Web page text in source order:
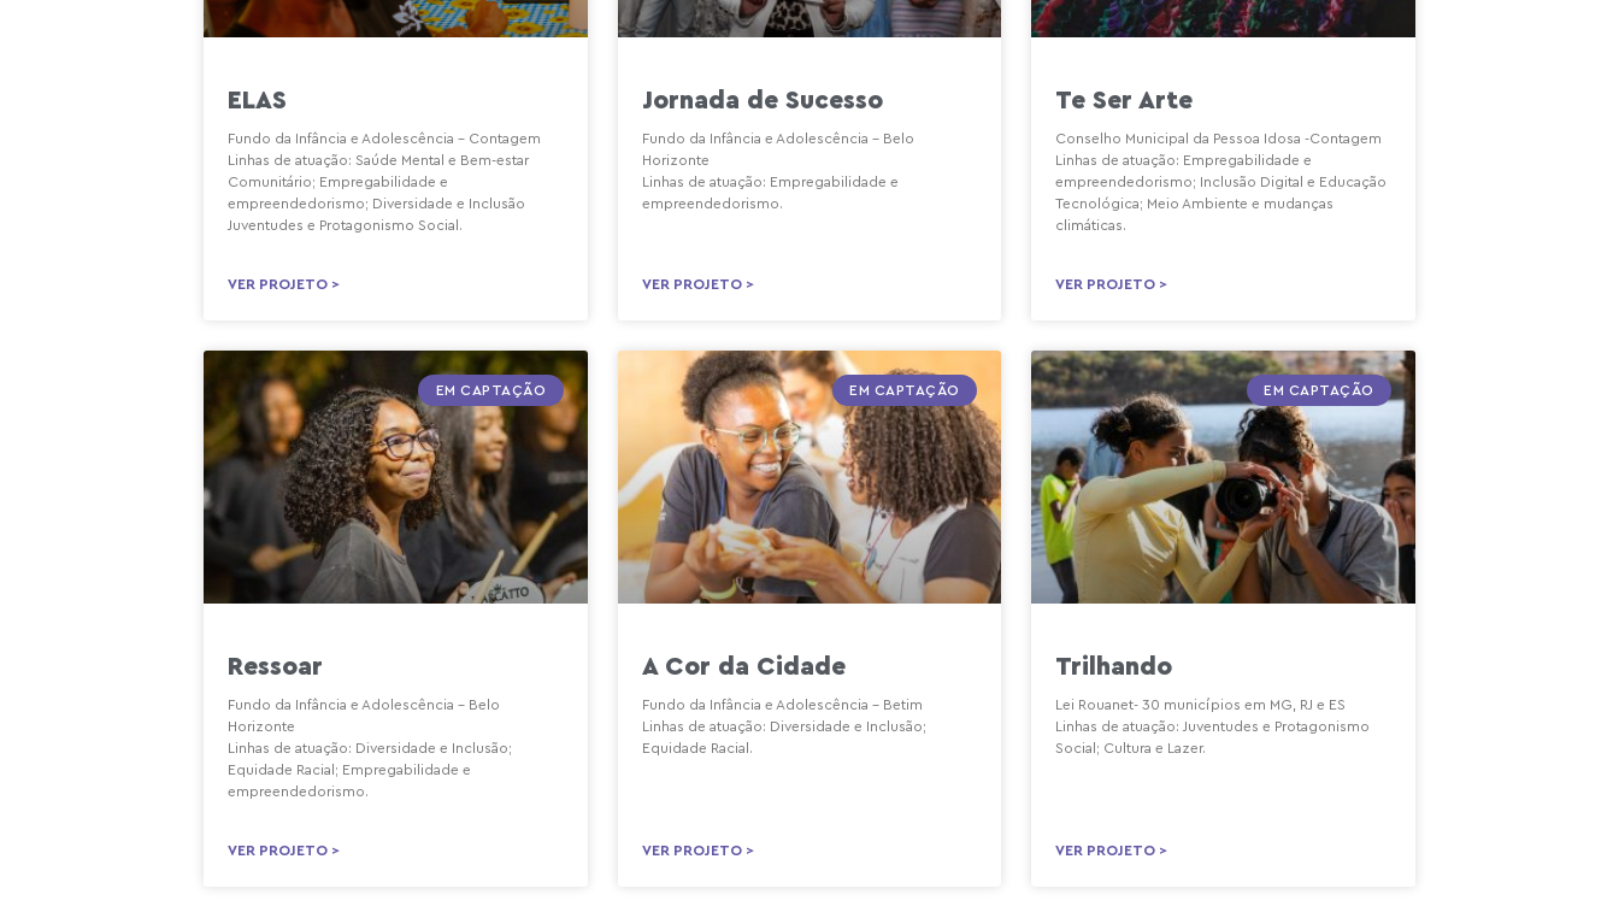
ELAS
Fundo da Infância e Adolescência – Contagem
Linhas de atuação: Saúde Mental e Bem-estar
Comunitário; Empregabilidade e
empreendedorismo; Diversidade e Inclusão
Juventudes e Protagonismo Social.
VER PROJETO >
Jornada de Sucesso
Fundo da Infância e Adolescência – Belo
Horizonte
Linhas de atuação: Empregabilidade e
empreendedorismo.
VER PROJETO >
Te Ser Arte
Conselho Municipal da Pessoa Idosa -Contagem
Linhas de atuação: Empregabilidade e
empreendedorismo; Inclusão Digital e Educação
Tecnológica; Meio Ambiente e mudanças
climáticas.
VER PROJETO >
EM CAPTAÇÃO
Ressoar
Fundo da Infância e Adolescência – Belo
Horizonte
Linhas de atuação: Diversidade e Inclusão;
Equidade Racial; Empregabilidade e
empreendedorismo.
VER PROJETO >
EM CAPTAÇÃO
A Cor da Cidade
Fundo da Infância e Adolescência – Betim
Linhas de atuação: Diversidade e Inclusão;
Equidade Racial.
VER PROJETO >
EM CAPTAÇÃO
Trilhando
Lei Rouanet- 30 municípios em MG, RJ e ES
Linhas de atuação: Juventudes e Protagonismo
Social; Cultura e Lazer.
VER PROJETO >